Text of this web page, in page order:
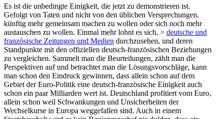
Es ist die unbedingte Einigkeit, die jetzt zu demonstrieren ist.
Gefolgt von Taten und nicht von den üblichen Versprechungen.
künftig mehr gemeinsam machen zu wollen oder sich noch mehr
austauschen zu wollen. Einmal mehr lohnt es sich, > deutsche und
französische Zeitungen und Medien durchzusehen, und deren
Standpunkte mit den offiziellen deutsch-französischen Beziehungen
zu vergleichen. Sammelt man die Beurteilungen, zählt man die
Perspektiven auf und betrachtet man die Lösungsvorschläge, kann
man schon den Eindruck gewinnen, dass allein schon auf dem
Gebiet der Euro-Politik eine deutsch-französische Einigkeit auch
schon ein paar Milliarden wert ist. Deutschland profitiert vom Euro,
allein schon weil Schwankungen und Unsicherheiten der
Wechselkurse in Europa weggefallen sind. Auch in einem